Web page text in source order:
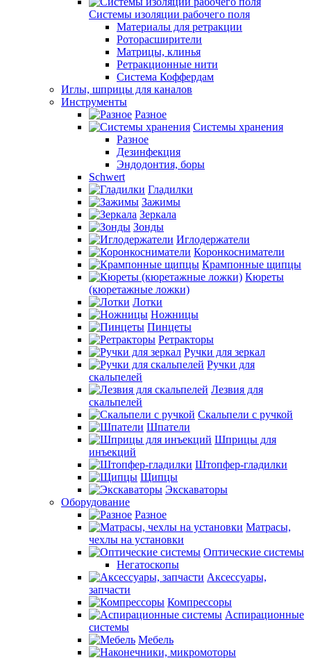
Системы изоляции рабочего поля
Материалы для ретракции
Роторасширители
Матрицы, клинья
Ретракционные нити
Система Коффердам
Иглы, шприцы для каналов
Инструменты
Разное
Системы хранения
Разное
Дезинфекция
Эндодонтия, боры
Schwert
Гладилки
Зажимы
Зеркала
Зонды
Иглодержатели
Коронкосниматели
Крампонные щипцы
Кюреты
(кюретажные ложки)
Лотки
Ножницы
Пинцеты
Ретракторы
Ручки для зеркал
Ручки для
скальпелей
Лезвия для
скальпелей
Скальпели с ручкой
Шпатели
Шприцы для
инъекций
Штопфер-гладилки
Щипцы
Экскаваторы
Оборудование
Разное
Матрасы,
чехлы на установки
Оптические системы
Негатоскопы
Аксессуары,
запчасти
Компрессоры
Аспирационные
системы
Мебель